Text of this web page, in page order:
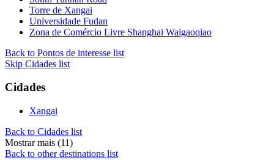
Torre de Xangai
Universidade Fudan
Zona de Comércio Livre Shanghai Waigaoqiao
Back to Pontos de interesse list
Skip Cidades list
Cidades
Xangai
Back to Cidades list
Mostrar mais (11)
Back to other destinations list